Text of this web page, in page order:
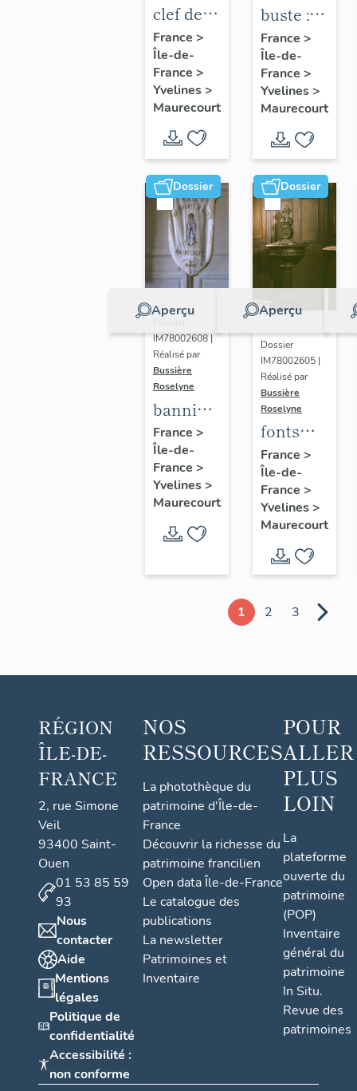
clef de
voûte
pendante
: Vierge
à
l'Enfant
France >
Île-de-
France >
Yvelines>
Maurecourt
buste :
Marianne
France >
Île-de-
France >
Yvelines>
Maurecourt
Dossier
Aperçu
IM78002608 |
Réalisé par
Bussière
Roselyne
bannière
de
procession
de la
congrégation
des
Enfants
France >
Île-de-
France >
Yvelines>
Maurecourt
Dossier
Aperçu
Dossier
IM78002605 |
Réalisé par
Bussière
Roselyne
fonts
baptismaux
n°1
France >
Île-de-
France >
Yvelines>
Maurecourt
1 2 3
RÉGION
ÎLE-DE-
FRANCE
2, rue Simone
Veil
93400 Saint-
Ouen
01 53 85 59
93
Nous
contacter
Aide
Mentions
légales
Politique de
confidentialité
Accessibilité :
non conforme
NOS
RESSOURCES
La photothèque du
patrimoine d'Île-de-
France
Découvrir la richesse du
patrimoine francilien
Open data Île-de-France
Le catalogue des
publications
La newsletter
Patrimoines et
Inventaire
POUR
ALLER
PLUS
LOIN
La
plateforme
ouverte du
patrimoine
(POP)
Inventaire
général du
patrimoine
In Situ.
Revue des
patrimoines